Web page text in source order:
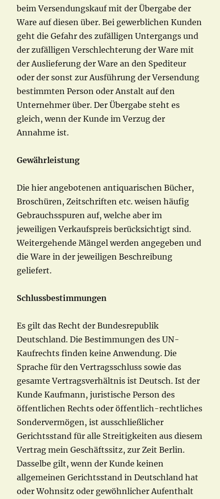
beim Versendungskauf mit der Übergabe der
Ware auf diesen über. Bei gewerblichen Kunden
geht die Gefahr des zufälligen Untergangs und
der zufälligen Verschlechterung der Ware mit
der Auslieferung der Ware an den Spediteur
oder der sonst zur Ausführung der Versendung
bestimmten Person oder Anstalt auf den
Unternehmer über. Der Übergabe steht es
gleich, wenn der Kunde im Verzug der
Annahme ist.
Gewährleistung
Die hier angebotenen antiquarischen Bücher,
Broschüren, Zeitschriften etc. weisen häufig
Gebrauchsspuren auf, welche aber im
jeweiligen Verkaufspreis berücksichtigt sind.
Weitergehende Mängel werden angegeben und
die Ware in der jeweiligen Beschreibung
geliefert.
Schlussbestimmungen
Es gilt das Recht der Bundesrepublik
Deutschland. Die Bestimmungen des UN-
Kaufrechts finden keine Anwendung. Die
Sprache für den Vertragsschluss sowie das
gesamte Vertragsverhältnis ist Deutsch. Ist der
Kunde Kaufmann, juristische Person des
öffentlichen Rechts oder öffentlich-rechtliches
Sondervermögen, ist ausschließlicher
Gerichtsstand für alle Streitigkeiten aus diesem
Vertrag mein Geschäftssitz, zur Zeit Berlin.
Dasselbe gilt, wenn der Kunde keinen
allgemeinen Gerichtsstand in Deutschland hat
oder Wohnsitz oder gewöhnlicher Aufenthalt